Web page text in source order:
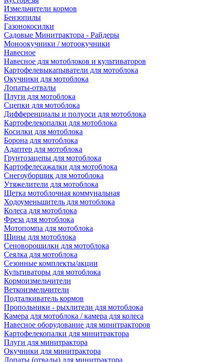
Измельчители кормов
Бензопилы
Газонокосилки
Садовые Минитрактора - Райдеры
Моноокучники / мотоокучники
Навесное
Навесное для мотоблоков и культиваторов
Картофелевыкапыватели для мотоблока
Окучники для мотоблока
Лопаты-отвалы
Плуги для мотоблока
Сцепки для мотоблока
Дифференциалы и полуоси для мотоблока
Картофелекопалки для мотоблока
Косилки для мотоблока
Борона для мотоблока
Адаптер для мотоблока
Грунтозацепы для мотоблока
Картофелесажалки для мотоблока
Снегоуборщик для мотоблока
Утяжелители для мотоблока
Щетка мотоблочная коммунальная
Ходоуменьшитель для мотоблока
Колеса для мотоблока
Фреза для мотоблока
Мотопомпа для мотоблока
Шины для мотоблока
Сеноворошилки для мотоблока
Сеялка для мотоблока
Сезонные комплекты/акции
Культиваторы для мотоблока
Кормоизмельчители
Веткоизмельчители
Подталкиватель кормов
Пропольники - рыхлители для мотоблока
Камера для мотоблока / камера для колеса
Навесное оборудование для минитракторов
Картофелекопалки для минитрактора
Плуги для минитрактора
Окучники для минитрактора
Лопаты (отвалы) для минитрактора